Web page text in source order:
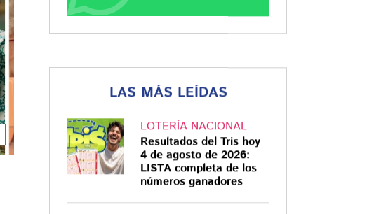
LAS MÁS LEÍDAS
LOTERÍA NACIONAL
Resultados del Tris hoy
4 de agosto de 2026:
LISTA completa de los
números ganadores